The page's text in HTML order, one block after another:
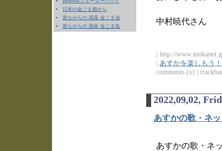
日本の金ごま畑から
昔ながらの 国産 金ごま油
昔ながらの 国産 金ごま塩
中村暁代さん
| http://
| あすかを楽しもう
comments (x) |
2022,09,02,
あすかの歌・ネ
あすかの歌・ネ